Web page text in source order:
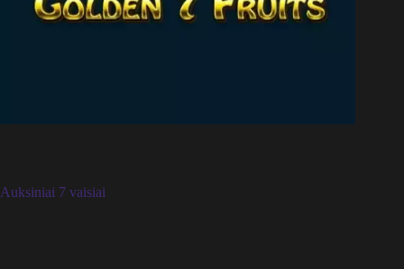
Auksiniai 7 vaisiai